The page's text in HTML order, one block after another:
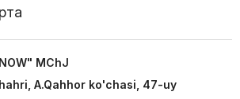
MChJ
A.Qahhor ko'chasi, 47-uy